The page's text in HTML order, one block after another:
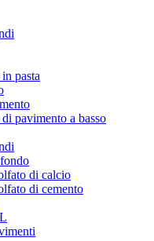
pasta
pavimento a basso
di calcio
di cemento